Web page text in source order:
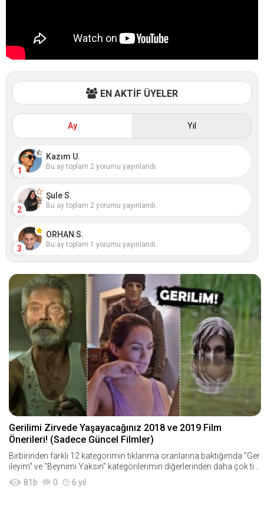
EN AKTİF ÜYELER
Ay Yıl
1
Kazım U.
Bu ay toplam 2 yorumu yayınlandı.
2
Şule S.
Bu ay toplam 2 yorumu yayınlandı.
3
ORHAN S.
Bu ay toplam 1 yorumu yayınlandı.
Gerilimi Zirvede Yaşayacağınız 2018 ve 2019 Film
Önerileri! (Sadece Güncel Filmler)
Birbirinden farklı 12 kategorimin tıklanma oranlarına baktığımda "Ger
ileyim" ve "Beynimi Yaksın" kategorilerimin diğerlerinden daha çok tıkl
andığını g&ou
81 b 0 6 yıl